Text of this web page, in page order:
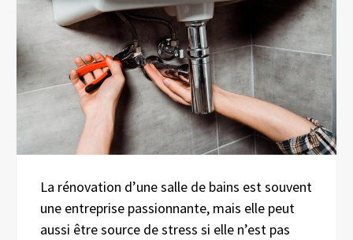
La rénovation d’une salle de bains est souvent
une entreprise passionnante, mais elle peut
aussi être source de stress si elle n’est pas